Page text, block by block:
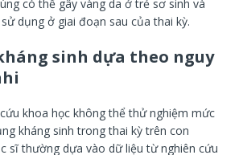
có thể gây vàng da ở trẻ sơ sinh và
dụng ở giai đoạn sau của thai kỳ.
sinh dựa theo nguy
khoa học không thể thử nghiệm mức
kháng sinh trong thai kỳ trên con
sĩ thường dựa vào dữ liệu từ nghiên cứu